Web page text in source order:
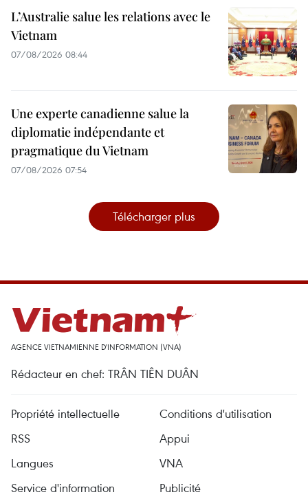
L’Australie salue les relations avec le
Vietnam
07/08/2026 08:44
Une experte canadienne salue la
diplomatie indépendante et
pragmatique du Vietnam
07/08/2026 07:54
Télécharger plus
AGENCE VIETNAMIENNE D'INFORMATION (VNA)
Rédacteur en chef: TRÂN TIÊN DUÂN
Propriété intellectuelle
Conditions d'utilisation
RSS
Appui
Langues
VNA
Service d'information
Publicité